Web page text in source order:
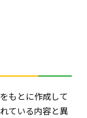
をもとに作成して
ている内容と異